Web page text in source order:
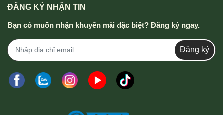
ĐĂNG KÝ NHẬN TIN
Bạn có muốn nhận khuyến mãi đặc biệt? Đăng ký ngay.
Đăng ký